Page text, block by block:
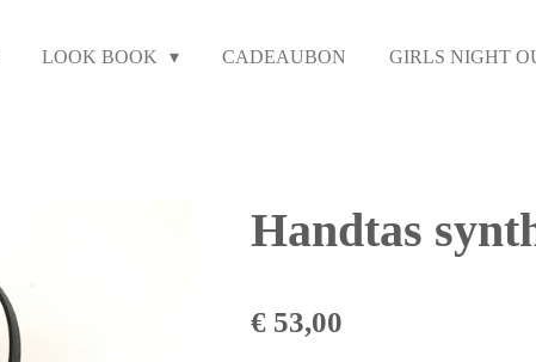
LOOK BOOK CADEAUBON GIRLS NIGHT
Handtas
€ 53,00